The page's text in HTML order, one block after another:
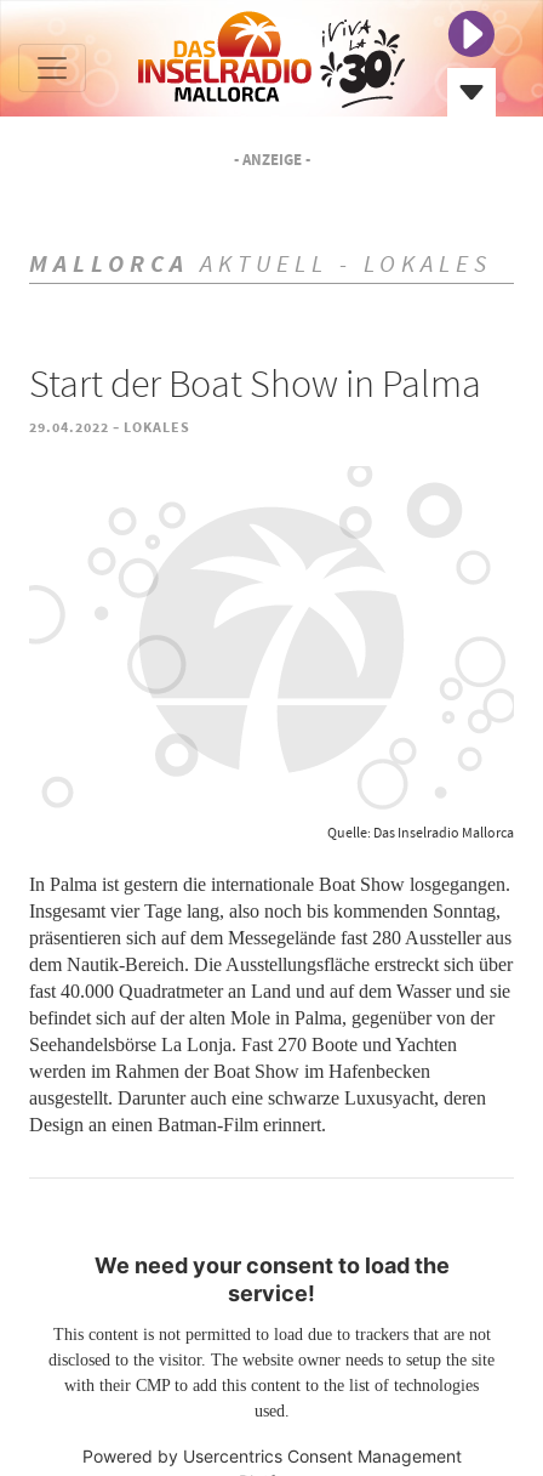
- ANZEIGE -
MALLORCA AKTUELL - LOKALES
Start der Boat Show in Palma
29.04.2022 - LOKALES
Quelle: Das Inselradio Mallorca
In Palma ist gestern die internationale Boat Show losgegangen.
Insgesamt vier Tage lang, also noch bis kommenden Sonntag,
präsentieren sich auf dem Messegelände fast 280 Aussteller aus
dem Nautik-Bereich. Die Ausstellungsfläche erstreckt sich über
fast 40.000 Quadratmeter an Land und auf dem Wasser und sie
befindet sich auf der alten Mole in Palma, gegenüber von der
Seehandelsbörse La Lonja. Fast 270 Boote und Yachten
werden im Rahmen der Boat Show im Hafenbecken
ausgestellt. Darunter auch eine schwarze Luxusyacht, deren
Design an einen Batman-Film erinnert.
We need your consent to load the
service!
This content is not permitted to load due to trackers that are not
disclosed to the visitor. The website owner needs to setup the site
with their CMP to add this content to the list of technologies
used.
Powered by Usercentrics Consent Management